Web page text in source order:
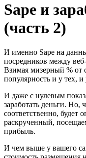
Sape и
(часть 2)
И именно Sape на
посредников между
Взимая мизерный % от
популярность и у тех, и
И даже с нулевым
заработать деньги.
соответственно, будет
раскрученный,
прибыль.
И чем выше у вашего